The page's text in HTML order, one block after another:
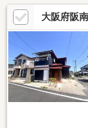
リフォーム、住宅ロ
答えします！泉南市
【お問い合わせにつ
らのお問い合わせ
もご紹介できます
問い合わせください
大阪府阪